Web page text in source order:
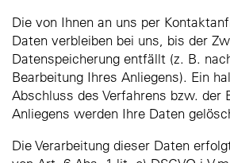
Die von Ihnen an uns per
Daten verbleiben bei uns, bis der
Datenspeicherung entfällt (z. B.
Bearbeitung Ihres Anliegens). Ein
Abschluss des Verfahrens bzw. der
Anliegens werden Ihre Daten
Die Verarbeitung dieser Daten